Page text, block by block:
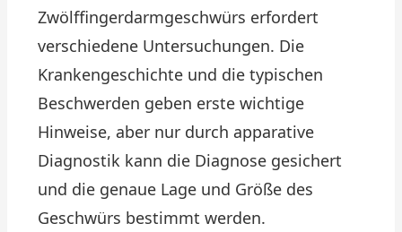
Zwölffingerdarmgeschwürs erfordert
verschiedene Untersuchungen. Die
Krankengeschichte und die typischen
Beschwerden geben erste wichtige
Hinweise, aber nur durch apparative
Diagnostik kann die Diagnose gesichert
und die genaue Lage und Größe des
Geschwürs bestimmt werden.